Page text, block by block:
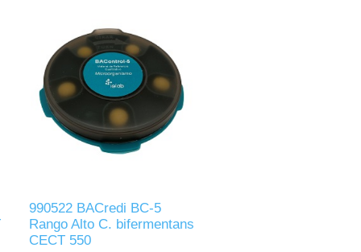
990522 BACredi BC-5
Rango Alto C. bifermentans
CECT 550